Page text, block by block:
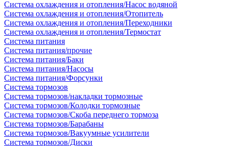
Система охлаждения и отопления/Насос водяной
Система охлаждения и отопления/Отопитель
Система охлаждения и отопления/Переходники
Система охлаждения и отопления/Термостат
Система питания
Система питания/прочие
Система питания/Баки
Система питания/Насосы
Система питания/Форсунки
Система тормозов
Система тормозов/накладки тормозные
Система тормозов/Колодки тормозные
Система тормозов/Скоба переднего тормоза
Система тормозов/Барабаны
Система тормозов/Вакуумные усилители
Система тормозов/Диски